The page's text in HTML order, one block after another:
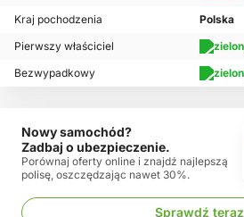
Kraj pochodzenia
Polska
Pierwszy właściciel
Bezwypadkowy
Nowy samochód?
Zadbaj o ubezpieczenie.
Porównaj oferty online i znajdź najlepszą
polisę, oszczędzając nawet 30%.
Sprawdź teraz